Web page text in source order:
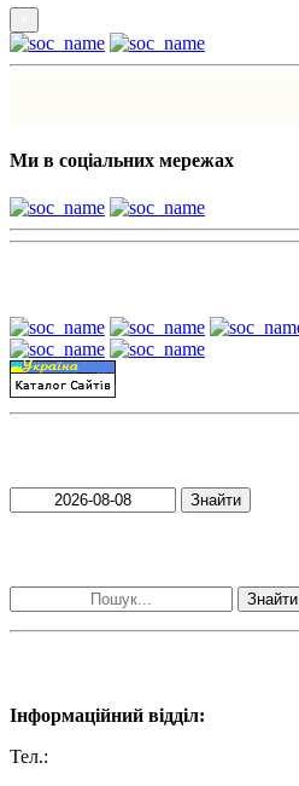
Ми в соціальних мережах
Знайти
Знайти
Інформаційний відділ:
Тел.: